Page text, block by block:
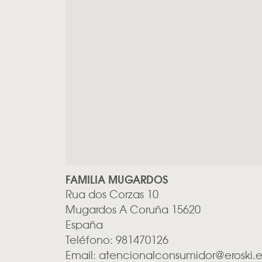
FAMILIA MUGARDOS
Rua dos Corzas 10
MugardosA Coruña 15620
España
Teléfono: 981470126
Email: